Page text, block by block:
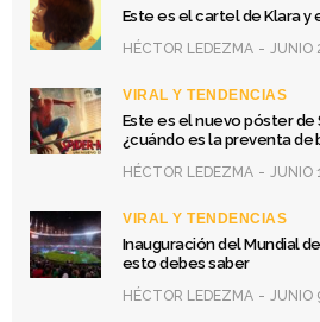
Este es el cartel de Klara y
HÉCTOR LEDEZMA JUNIO
VIRAL Y TENDENCIAS
Este es el nuevo póster de
¿cuándo es la preventa
HÉCTOR LEDEZMA JUNIO
VIRAL Y TENDENCIAS
Inauguración del Mundial
esto debes saber
HÉCTOR LEDEZMA JUNIO